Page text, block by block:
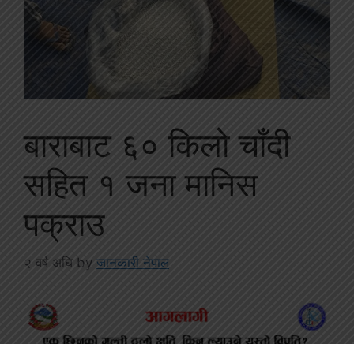
बाराबाट ६० किलो चाँदी
सहित १ जना मानिस
पक्राउ
२ वर्ष अघि by जानकारी नेपाल